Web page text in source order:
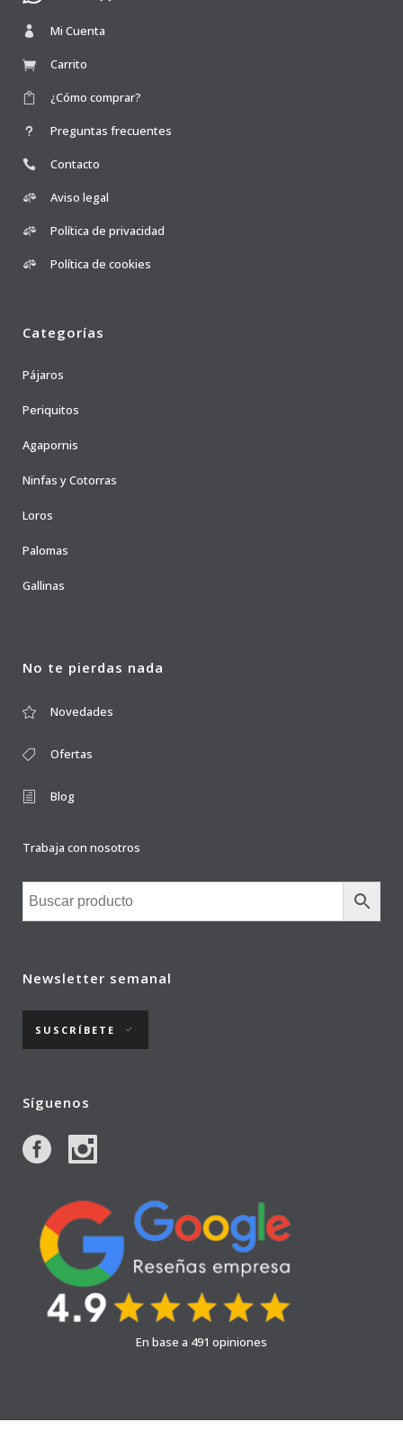
Mi Cuenta
Carrito
¿Cómo comprar?
Preguntas frecuentes
Contacto
Aviso legal
Política de privacidad
Política de cookies
Categorías
Pájaros
Periquitos
Agapornis
Ninfas y Cotorras
Loros
Palomas
Gallinas
No te pierdas nada
Novedades
Ofertas
Blog
Trabaja con nosotros
Newsletter semanal
SUSCRÍBETE
Síguenos
En base a 491 opiniones